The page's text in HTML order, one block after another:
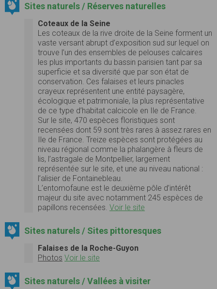
Sites naturels / Réserves naturelles
Coteaux de la Seine
Les coteaux de la rive droite de la Seine forment un
vaste versant abrupt d’exposition sud sur lequel on
trouve l’un des ensembles de pelouses calcaires
les plus importants du bassin parisien tant par sa
superficie et sa diversité que par son état de
conservation. Ces falaises et leurs pinacles
crayeux représentent une entité paysagère,
écologique et patrimoniale, la plus représentative
de ce type d’habitat calcicole en Ile de France.
Sur le site, 470 espèces floristiques sont
recensées dont 59 sont très rares à assez rares en
Ile de France. Treize espèces sont protégées au
niveau régional comme la phalangère à fleurs de
lis, l’astragale de Montpellier, largement
représentée sur le site, et une au niveau national :
l’alisier de Fontainebleau.
L’entomofaune est le deuxième pôle d’intérêt
majeur du site avec notamment 245 espèces de
papillons recensées. Voir le site
Sites naturels / Sites pittoresques
Falaises de la Roche-Guyon
Photos Voir le site
Sites naturels / Vallées à visiter